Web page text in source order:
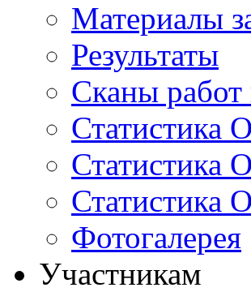
Материалы
Результаты
Сканы работ
Статистика
Статистика
Статистика
Фотогалерея
Участникам